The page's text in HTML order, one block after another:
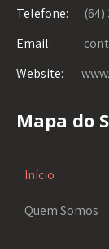
Telefone:
(64)
Email:
Website:
Mapa do
Início
Quem Somos